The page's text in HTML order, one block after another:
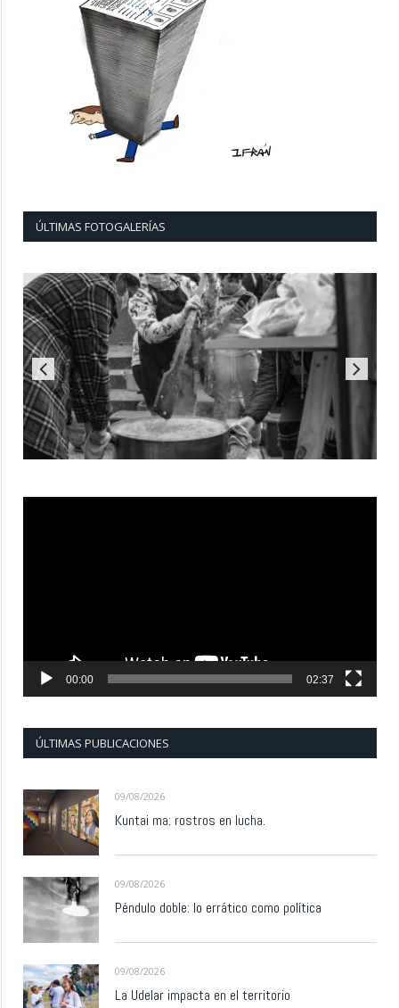
ÚLTIMAS FOTOGALERÍAS
00:00 02:37
ÚLTIMAS PUBLICACIONES
09/08/2026
Kuntai ma: rostros en lucha.
09/08/2026
Péndulo doble: lo errático como política
09/08/2026
La Udelar impacta en el territorio